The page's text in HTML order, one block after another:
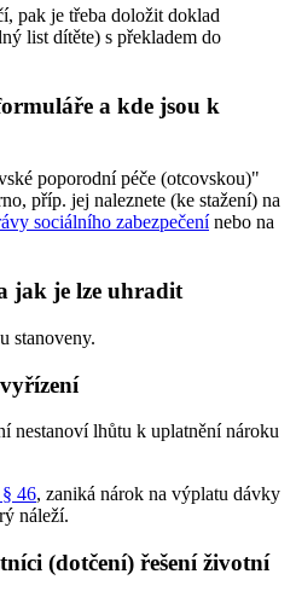
pak je třeba doložit doklad
list dítěte) s překladem do
a kde jsou k
poporodní péče (otcovskou)"
příp. jej naleznete (ke stažení) na
sociálního zabezpečenínebo na
jak je lze uhradit
stanoveny.
nestanoví lhůtu k uplatnění nároku
46, zaniká nárok na výplatu dávky
náleží.
(dotčení) řešení životní